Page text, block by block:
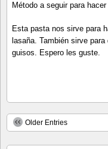
Método a seguir para
Esta pasta nos sirve para
lasaña. También sirve
guisos. Espero les guste.
Older Entries